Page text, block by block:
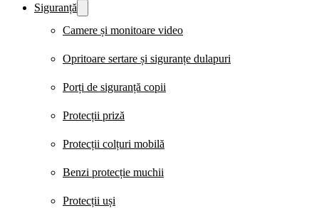
Siguranță
Camere și monitoare video
Opritoare sertare și siguranțe dulapuri
Porți de siguranță copii
Protecții priză
Protecții colțuri mobilă
Benzi protecție muchii
Protecții uși